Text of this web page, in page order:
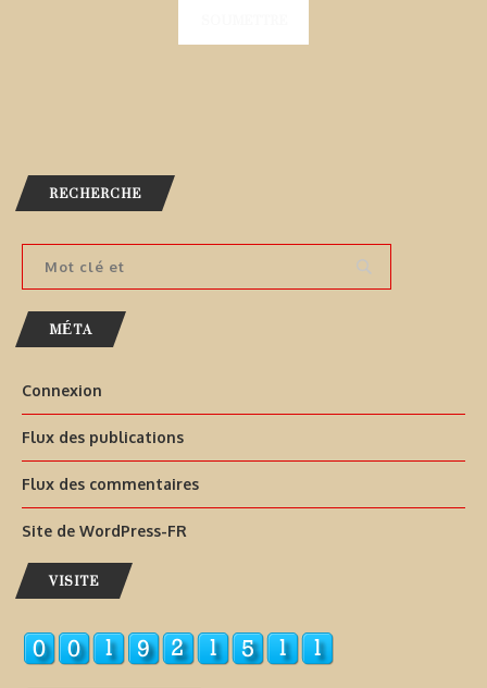
RECHERCHE
MÉTA
Connexion
Flux des publications
Flux des commentaires
Site de WordPress-FR
VISITE